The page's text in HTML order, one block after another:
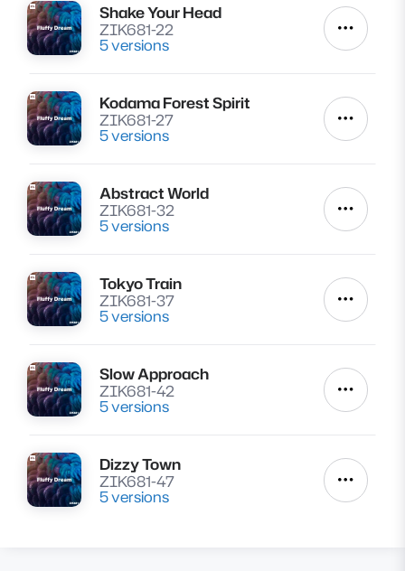
Lire
Shake Your Head
ZIK681-22
5 versions Autres
Lire
Kodama Forest Spirit
ZIK681-27
5 versions Autres
Lire
Abstract World
ZIK681-32
5 versions Autres
Lire
Tokyo Train
ZIK681-37
5 versions Autres
Lire
Slow Approach
ZIK681-42
5 versions Autres
Lire
Dizzy Town
ZIK681-47
5 versions Autres